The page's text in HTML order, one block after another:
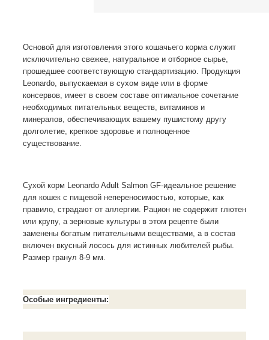
Основой для изготовления этого кошачьего корма служит
исключительно свежее, натуральное и отборное сырье,
прошедшее соответствующую стандартизацию. Продукция
Leonardo, выпускаемая в сухом виде или в форме
консервов, имеет в своем составе оптимальное сочетание
необходимых питательных веществ, витаминов и
минералов, обеспечивающих вашему пушистому другу
долголетие, крепкое здоровье и полноценное
существование.
Сухой корм Leonardo Adult Salmon GF-идеальное решение
для кошек с пищевой непереносимостью, которые, как
правило, страдают от аллергии. Рацион не содержит глютен
или крупу, а зерновые культуры в этом рецепте были
заменены богатым питательными веществами, а в состав
включен вкусный лосось для истинных любителей рыбы.
Размер гранул 8-9 мм.
Особые ингредиенты: